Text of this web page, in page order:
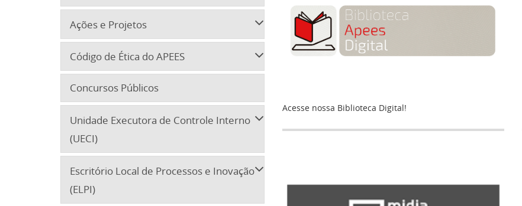
Ações e Projetos
Código de Ética do APEES
Concursos Públicos
Unidade Executora de Controle Interno
(UECI)
Escritório Local de Processos e Inovação
(ELPI)
Acesse nossa Biblioteca Digital!